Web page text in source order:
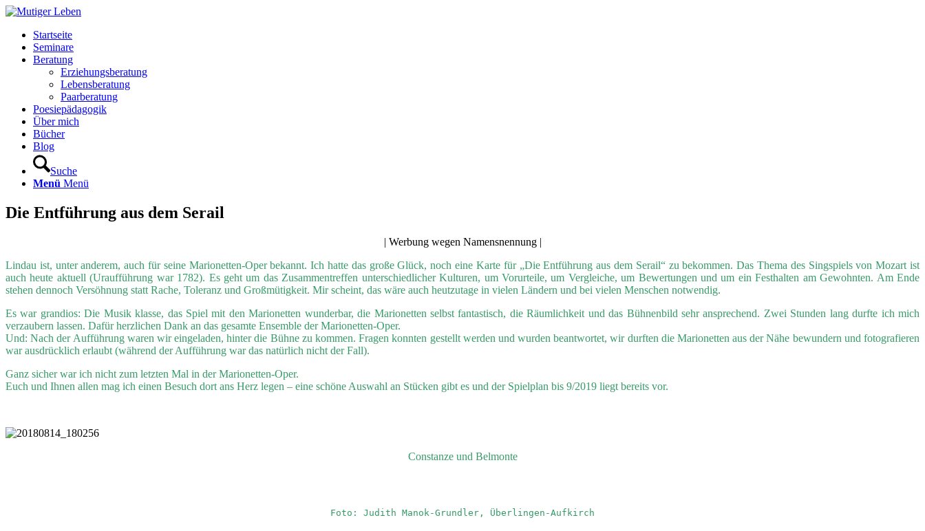
Startseite
Seminare
Beratung
Erziehungsberatung
Lebensberatung
Paarberatung
Poesiepädagogik
Über mich
Bücher
Blog
Suche
Menü Menü
Die Entführung aus dem Serail
| Werbung wegen Namensnennung |
Lindau ist, unter anderem, auch für seine Marionetten-Oper bekannt. Ich hatte das große Glück, noch eine Karte für „Die Entführung aus dem Serail“ zu bekommen. Das Thema des Singspiels von Mozart ist
auch heute aktuell (Uraufführung war 1782). Es geht um das Zusammentreffen unterschiedlicher Kulturen, um Vorurteile, um Vergleiche, um Bewertungen und um ein Festhalten am Gewohnten. Am Ende
stehen dennoch Versöhnung statt Rache, Toleranz und Großmütigkeit. Mir scheint, das wäre auch heutzutage in vielen Ländern und bei vielen Menschen notwendig.
Es war grandios: Die Musik klasse, das Spiel mit den Marionetten wunderbar, die Marionetten selbst fantastisch, die Räumlichkeit und das Bühnenbild sehr ansprechend. Zwei Stunden lang durfte ich mich
verzaubern lassen. Dafür herzlichen Dank an das gesamte Ensemble der Marionetten-Oper.
Und: Nach der Aufführung waren wir eingeladen, hinter die Bühne zu kommen. Fragen konnten gestellt werden und wurden beantwortet, wir durften die Marionetten aus der Nähe bewundern und fotografieren
war ausdrücklich erlaubt (während der Aufführung war das natürlich nicht der Fall).
Ganz sicher war ich nicht zum letzten Mal in der Marionetten-Oper.
Euch und Ihnen allen mag ich einen Besuch dort ans Herz legen – eine schöne Auswahl an Stücken gibt es und der Spielplan bis 9/2019 liegt bereits vor.
Constanze und Belmonte
Foto: Judith Manok-Grundler, Überlingen-Aufkirch